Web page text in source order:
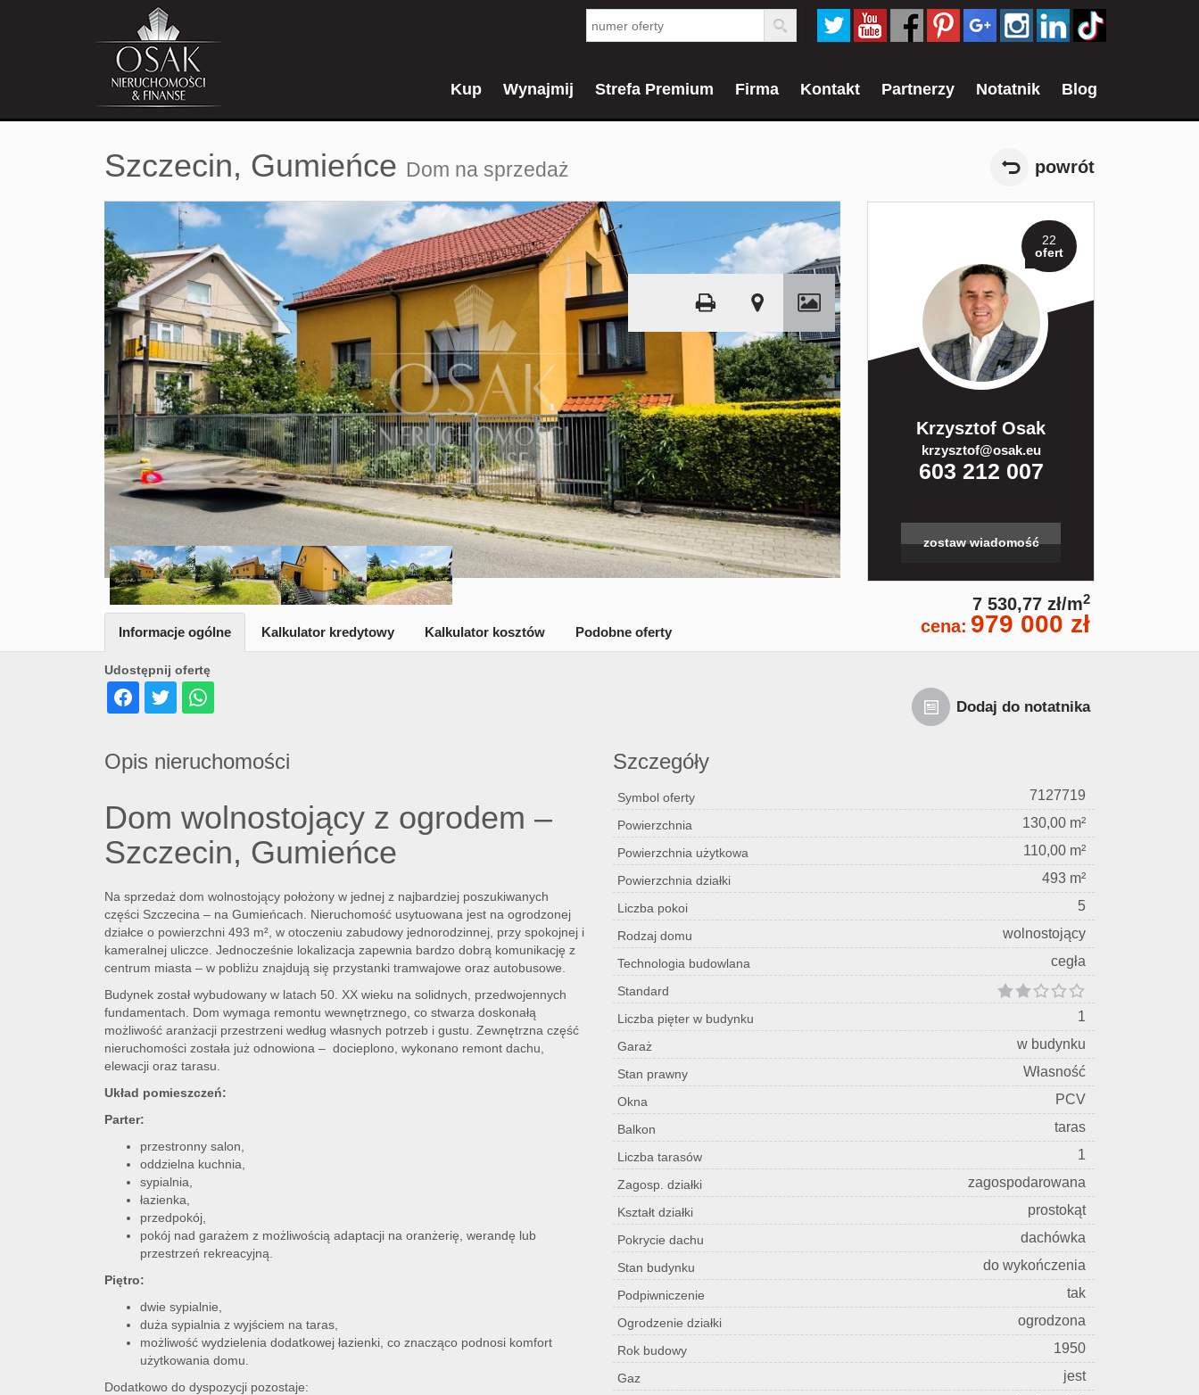
Kup Wynajmij Strefa Premium Firma Kontakt Partnerzy Notatnik Blog
Szczecin, Gumieńce Dom na sprzedaż powrót
22
ofert
Krzysztof Osak
krzysztof@osak.eu
603 212 007
zostaw wiadomość
7 530,77 zł/m2
cena: 979 000 zł
Dodaj do notatnika
Udostępnij ofertę
Informacje ogólne Kalkulator kredytowy Kalkulator kosztów Podobne oferty
Opis nieruchomości
Dom wolnostojący z ogrodem –
Szczecin, Gumieńce
Na sprzedaż dom wolnostojący położony w jednej z najbardziej poszukiwanych
części Szczecina – na Gumieńcach. Nieruchomość usytuowana jest na ogrodzonej
działce o powierzchni 493 m², w otoczeniu zabudowy jednorodzinnej, przy spokojnej i
kameralnej uliczce. Jednocześnie lokalizacja zapewnia bardzo dobrą komunikację z
centrum miasta – w pobliżu znajdują się przystanki tramwajowe oraz autobusowe.
Budynek został wybudowany w latach 50. XX wieku na solidnych, przedwojennych
fundamentach. Dom wymaga remontu wewnętrznego, co stwarza doskonałą
możliwość aranżacji przestrzeni według własnych potrzeb i gustu. Zewnętrzna część
nieruchomości została już odnowiona – docieplono, wykonano remont dachu,
elewacji oraz tarasu.
Układ pomieszczeń:
Parter:
przestronny salon,
oddzielna kuchnia,
sypialnia,
łazienka,
przedpokój,
pokój nad garażem z możliwością adaptacji na oranżerię, werandę lub
przestrzeń rekreacyjną.
Piętro:
dwie sypialnie,
duża sypialnia z wyjściem na taras,
możliwość wydzielenia dodatkowej łazienki, co znacząco podnosi komfort
użytkowania domu.
Dodatkowo do dyspozycji pozostaje:
Szczegóły
Symbol oferty 7127719
Powierzchnia 130,00 m²
Powierzchnia użytkowa 110,00 m²
Powierzchnia działki 493 m²
Liczba pokoi 5
Rodzaj domu wolnostojący
Technologia budowlana cegła
Standard
Liczba pięter w budynku
1
Garaż w budynku
Stan prawny Własność
Okna PCV
Balkon taras
Liczba tarasów 1
Zagosp. działki zagospodarowana
Kształt działki prostokąt
Pokrycie dachu dachówka
Stan budynku do wykończenia
Podpiwniczenie tak
Ogrodzenie działki ogrodzona
Rok budowy 1950
Gaz jest